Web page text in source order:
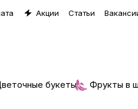
Акции Статьи
букеты Фрукты в